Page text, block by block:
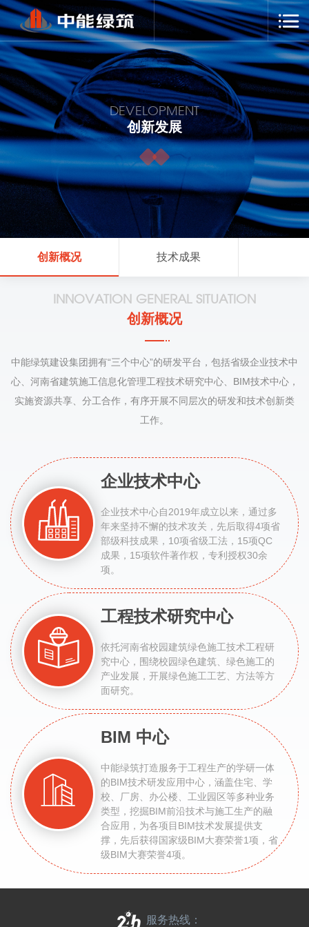
DEVELOPMENT
创新发展
创新概况 技术成果
INNOVATION GENERAL SITUATION
创新概况
中能绿筑建设集团拥有“三个中心”的研发平台，包括省级企业技术中
心、河南省建筑施工信息化管理工程技术研究中心、BIM技术中心，
实施资源共享、分工合作，有序开展不同层次的研发和技术创新类
工作。
企业技术中心
企业技术中心自2019年成立以来，通过多
年来坚持不懈的技术攻关，先后取得4项省
部级科技成果，10项省级工法，15项QC
成果，15项软件著作权，专利授权30余
项。
工程技术研究中心
依托河南省校园建筑绿色施工技术工程研
究中心，围绕校园绿色建筑、绿色施工的
产业发展，开展绿色施工工艺、方法等方
面研究。
BIM 中心
中能绿筑打造服务于工程生产的学研一体
的BIM技术研发应用中心，涵盖住宅、学
校、厂房、办公楼、工业园区等多种业务
类型，挖掘BIM前沿技术与施工生产的融
合应用，为各项目BIM技术发展提供支
撑，先后获得国家级BIM大赛荣誉1项，省
级BIM大赛荣誉4项。
服务热线：